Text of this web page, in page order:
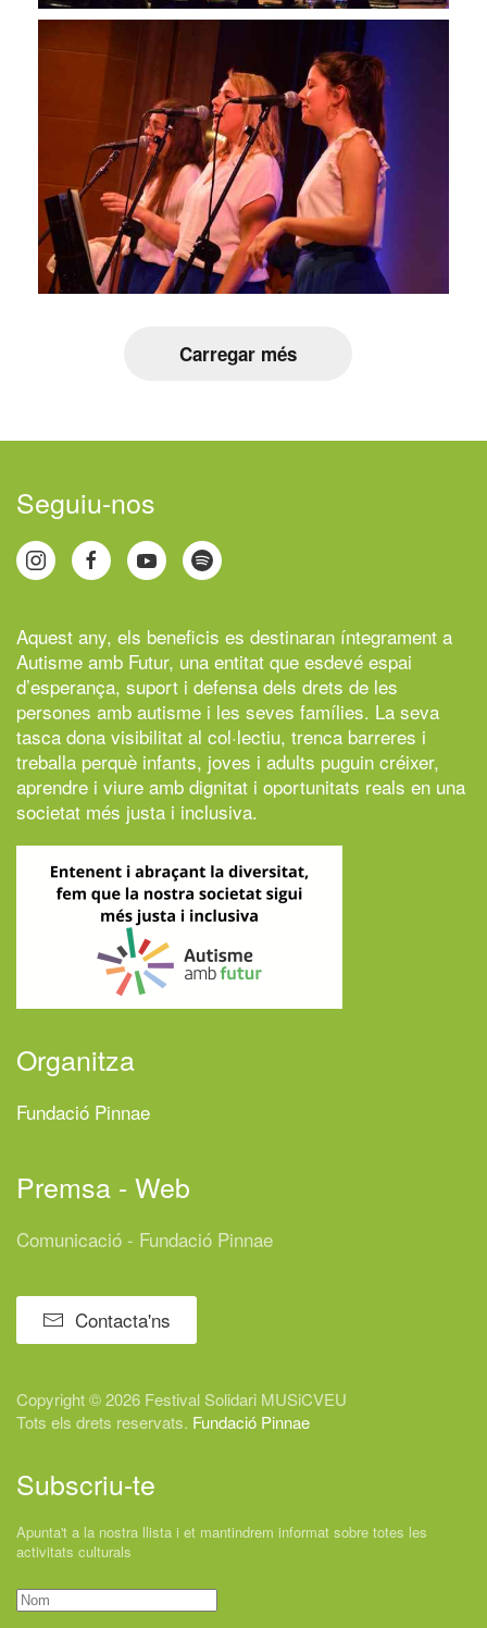
Carregar més
Seguiu-nos
Aquest any, els beneficis es destinaran íntegrament a
Autisme amb Futur, una entitat que esdevé espai
d’esperança, suport i defensa dels drets de les
persones amb autisme i les seves famílies. La seva
tasca dona visibilitat al col·lectiu, trenca barreres i
treballa perquè infants, joves i adults puguin créixer,
aprendre i viure amb dignitat i oportunitats reals en una
societat més justa i inclusiva.
Organitza
Fundació Pinnae
Premsa - Web
Comunicació - Fundació Pinnae
Contacta'ns
Copyright © 2026 Festival Solidari MUSiCVEU
Tots els drets reservats. Fundació Pinnae
Subscriu-te
Apunta't a la nostra llista i et mantindrem informat sobre totes les
activitats culturals